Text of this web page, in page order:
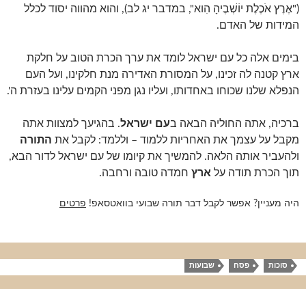
("אֶרֶץ אֹכֶלֶת יוֹשְׁבֶיהָ הִוא", במדבר יג לב), והוא מהווה יסוד לכלל
המידות של האדם.
בימים אלה כל עם ישראל לומד את ערך הכרת הטוב על חלקת
ארץ קטנה לה זכינו, על המסורת האדירה מנת חלקינו, ועל העם
הנפלא שלנו שכוחו באחדותו, ועליו נגן מפני הקמים עלינו בעזרת ה'.
ברכיה, אתה החוליה הבאה בעם ישראל. בהגיעך למצוות אתה
מקבל על עצמך את האחריות ללמוד – וללמד: לקבל את התורה
ולהעביר אותה הלאה. להמשיך את קיומו של עם ישראל לדור הבא,
תוך הכרת תודה על ארץ חמדה טובה ורחבה.
היה מעניין? אפשר לקבל דבר תורה שבועי בוואטסאפ! פרטים
סוכות פסח שבועות